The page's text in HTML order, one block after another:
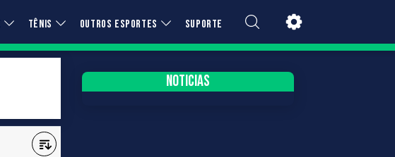
TÊNIS OUTROS ESPORTES SUPORTE
NOTICIAS